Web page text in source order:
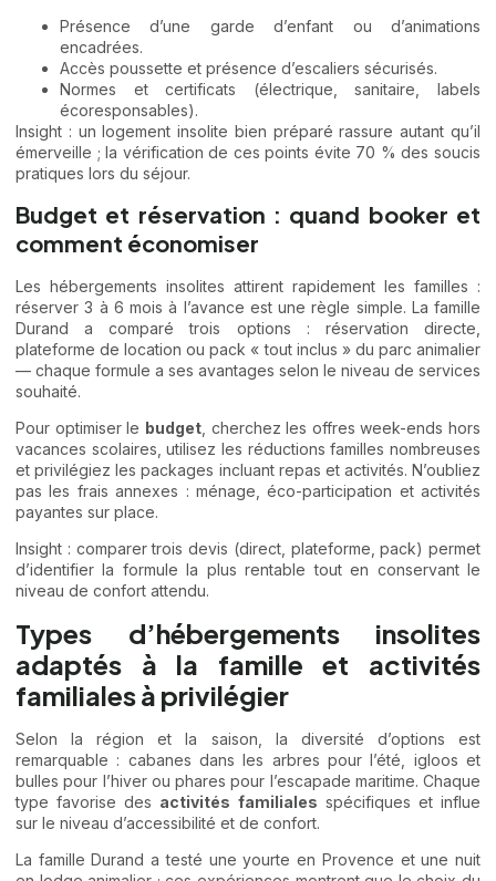
Présence d’une garde d’enfant ou d’animations
encadrées.
Accès poussette et présence d’escaliers sécurisés.
Normes et certificats (électrique, sanitaire, labels
écoresponsables).
Insight : un logement insolite bien préparé rassure autant qu’il
émerveille ; la vérification de ces points évite 70 % des soucis
pratiques lors du séjour.
Budget et réservation : quand booker et
comment économiser
Les hébergements insolites attirent rapidement les familles :
réserver 3 à 6 mois à l’avance est une règle simple. La famille
Durand a comparé trois options : réservation directe,
plateforme de location ou pack « tout inclus » du parc animalier
— chaque formule a ses avantages selon le niveau de services
souhaité.
Pour optimiser le budget, cherchez les offres week-ends hors
vacances scolaires, utilisez les réductions familles nombreuses
et privilégiez les packages incluant repas et activités. N’oubliez
pas les frais annexes : ménage, éco-participation et activités
payantes sur place.
Insight : comparer trois devis (direct, plateforme, pack) permet
d’identifier la formule la plus rentable tout en conservant le
niveau de confort attendu.
Types d’hébergements insolites
adaptés à la famille et activités
familiales à privilégier
Selon la région et la saison, la diversité d’options est
remarquable : cabanes dans les arbres pour l’été, igloos et
bulles pour l’hiver ou phares pour l’escapade maritime. Chaque
type favorise des activités familiales spécifiques et influe
sur le niveau d’accessibilité et de confort.
La famille Durand a testé une yourte en Provence et une nuit